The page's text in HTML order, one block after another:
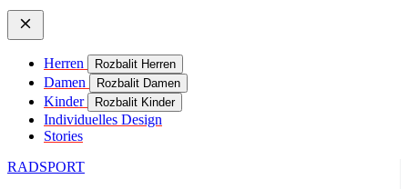
Herren Rozbalit Herren
Damen Rozbalit Damen
Kinder Rozbalit Kinder
Individuelles Design
Stories
RADSPORT